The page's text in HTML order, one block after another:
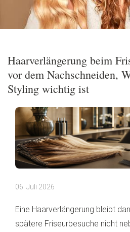
Haarverlängerung beim
vor dem Nachschneiden,
Styling wichtig ist
06. Juli 2026
Eine Haarverlängerung bleibt
spätere Friseurbesuche nicht